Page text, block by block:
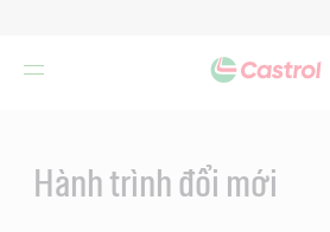
Hành trình đổi mới